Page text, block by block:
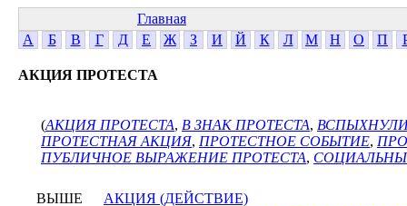
Главная
А
Б В Г Д Е Ж З И Й К Л М Н О П
АКЦИЯ ПРОТЕСТА
(АКЦИЯ ПРОТЕСТА, В ЗНАК ПРОТЕСТА,
ПРОТЕСТНАЯ АКЦИЯ, ПРОТЕСТНОЕ СОБЫТИЕ,
ПУБЛИЧНОЕ ВЫРАЖЕНИЕ ПРОТЕСТА,
ВЫШЕ
АКЦИЯ (ДЕЙСТВИЕ)